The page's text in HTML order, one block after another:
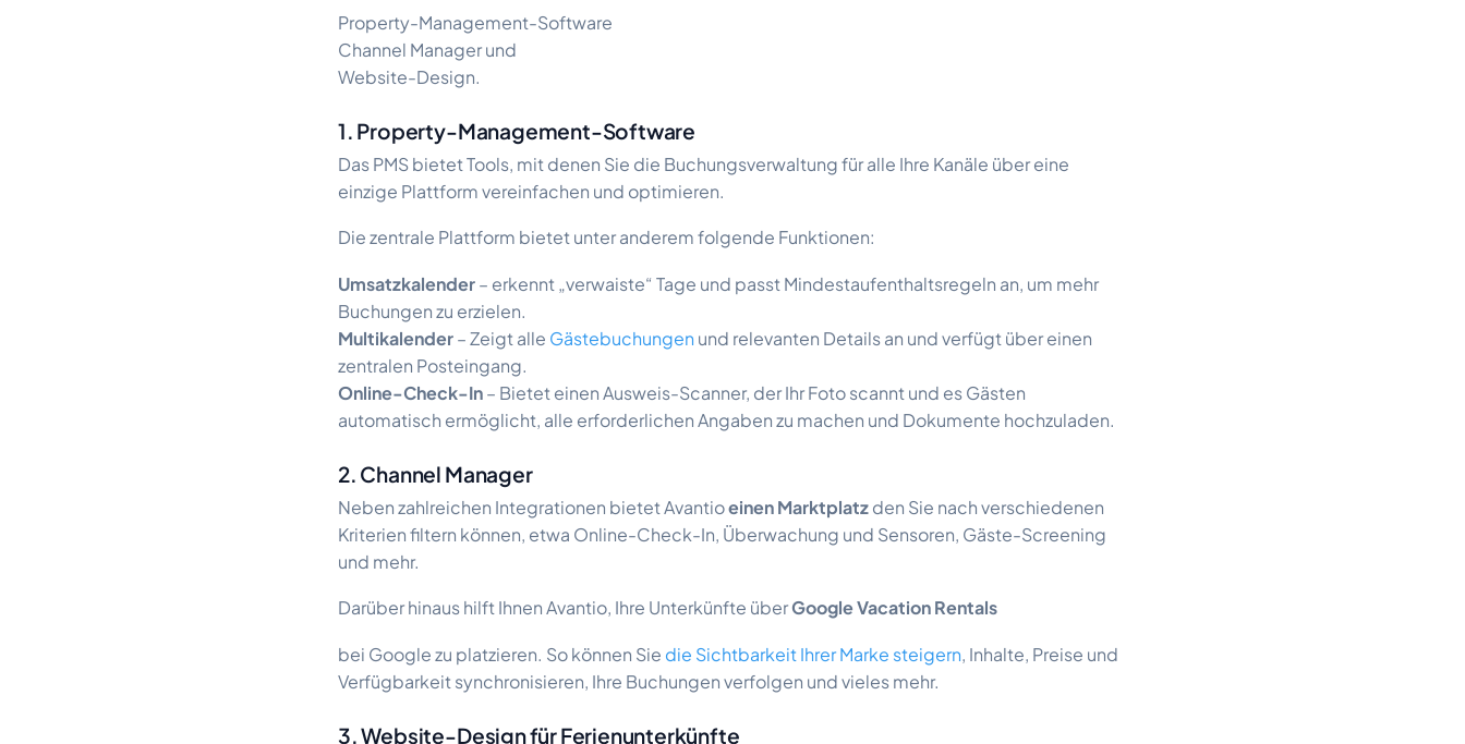
Property-Management-Software
Channel Manager und
Website-Design.
1. Property-Management-Software
Das PMS bietet Tools, mit denen Sie die Buchungsverwaltung für alle Ihre Kanäle über eine
einzige Plattform vereinfachen und optimieren.
Die zentrale Plattform bietet unter anderem folgende Funktionen:
Umsatzkalender– erkennt „verwaiste“ Tage und passt Mindestaufenthaltsregeln an, um mehr
Buchungen zu erzielen.
Multikalender– Zeigt alle Gästebuchungen und relevanten Details an und verfügt über einen
zentralen Posteingang.
Online-Check-In– Bietet einen Ausweis-Scanner, der Ihr Foto scannt und es Gästen
automatisch ermöglicht, alle erforderlichen Angaben zu machen und Dokumente hochzuladen.
2. Channel Manager
Neben zahlreichen Integrationen bietet Avantioeinen Marktplatzden Sie nach verschiedenen
Kriterien filtern können, etwa Online-Check-In, Überwachung und Sensoren, Gäste-Screening
und mehr.
Darüber hinaus hilft Ihnen Avantio, Ihre Unterkünfte überGoogle Vacation Rentals
bei Google zu platzieren. So können Sie die Sichtbarkeit Ihrer Marke steigern, Inhalte, Preise und
Verfügbarkeit synchronisieren, Ihre Buchungen verfolgen und vieles mehr.
3. Website-Design für Ferienunterkünfte